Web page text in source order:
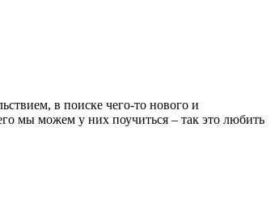
в поиске чего-то нового и
мы можем у них поучиться – так это любить